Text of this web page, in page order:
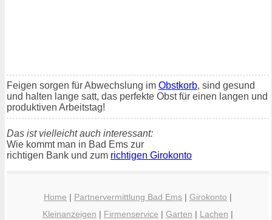
Feigen sorgen für Abwechslung im Obstkorb, sind gesund
und halten lange satt, das perfekte Obst für einen langen und
produktiven Arbeitstag!
Das ist vielleicht auch interessant:
Wie kommt man in Bad Ems zur
richtigen Bank und zum richtigen Girokonto
Home | Partnervermittlung Bad Ems | Girokonto |
Kleinanzeigen | Firmenservice | Garten | Lachen |